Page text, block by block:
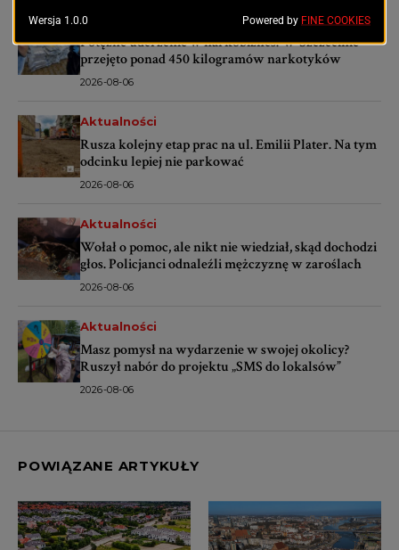
Aktualności
Potężne uderzenie w narkobiznes. W Szczecinie
przejęto ponad 450 kilogramów narkotyków
2026-08-06
Aktualności
Rusza kolejny etap prac na ul. Emilii Plater. Na tym
odcinku lepiej nie parkować
2026-08-06
Aktualności
Wołał o pomoc, ale nikt nie wiedział, skąd dochodzi
głos. Policjanci odnaleźli mężczyznę w zaroślach
2026-08-06
Aktualności
Masz pomysł na wydarzenie w swojej okolicy?
Ruszył nabór do projektu „SMS do lokalsów”
2026-08-06
POWIĄZANE ARTYKUŁY